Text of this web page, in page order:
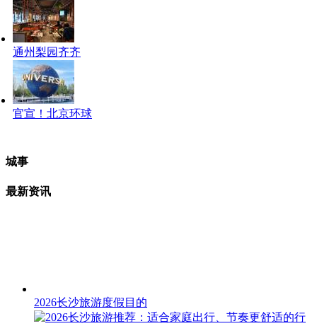
通州梨园齐齐
官宣！北京环球
城事
最新资讯
2026长沙旅游度假目的